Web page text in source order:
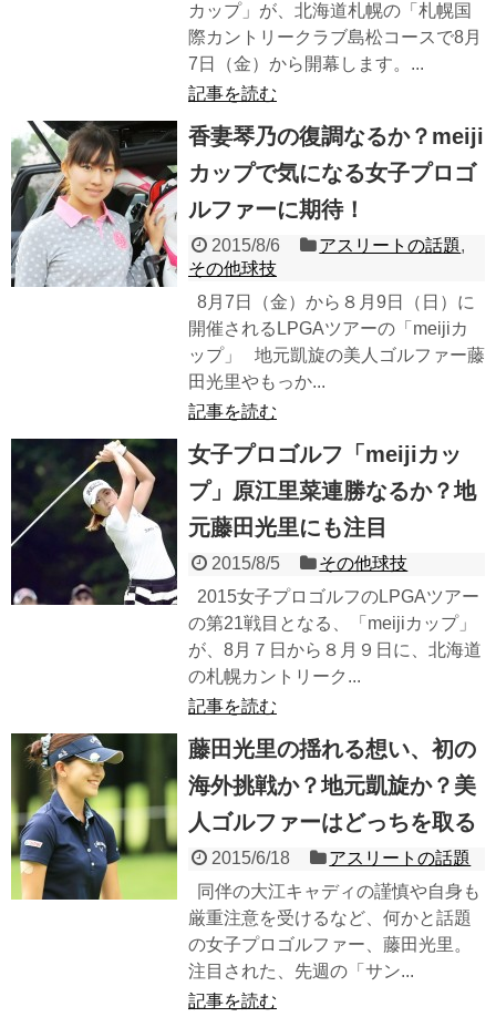
カップ」が、北海道札幌の「札幌国
際カントリークラブ島松コースで8月
7日（金）から開幕します。...
記事を読む
香妻琴乃の復調なるか？meiji
カップで気になる女子プロゴ
ルファーに期待！
2015/8/6 アスリートの話題,
その他球技
8月7日（金）から８月9日（日）に
開催されるLPGAツアーの「meijiカ
ップ」 地元凱旋の美人ゴルファー藤
田光里やもっか...
記事を読む
女子プロゴルフ「meijiカッ
プ」原江里菜連勝なるか？地
元藤田光里にも注目
2015/8/5
その他球技
2015女子プロゴルフのLPGAツアー
の第21戦目となる、「meijiカップ」
が、8月７日から８月９日に、北海道
の札幌カントリーク...
記事を読む
藤田光里の揺れる想い、初の
海外挑戦か？地元凱旋か？美
人ゴルファーはどっちを取る
2015/6/18
アスリートの話題
同伴の大江キャディの謹慎や自身も
厳重注意を受けるなど、何かと話題
の女子プロゴルファー、藤田光里。
注目された、先週の「サン...
記事を読む